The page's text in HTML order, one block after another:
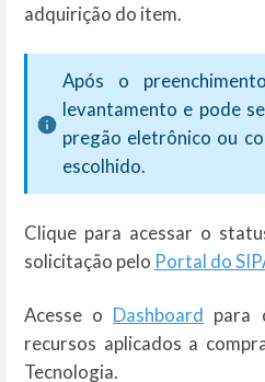
adquirição do item.
Após o
levantamento e pode
pregão eletrônico ou
escolhido.
Clique para acessar o
solicitação pelo Portal do
Acesse o Dashboard para
recursos aplicados a
Tecnologia.